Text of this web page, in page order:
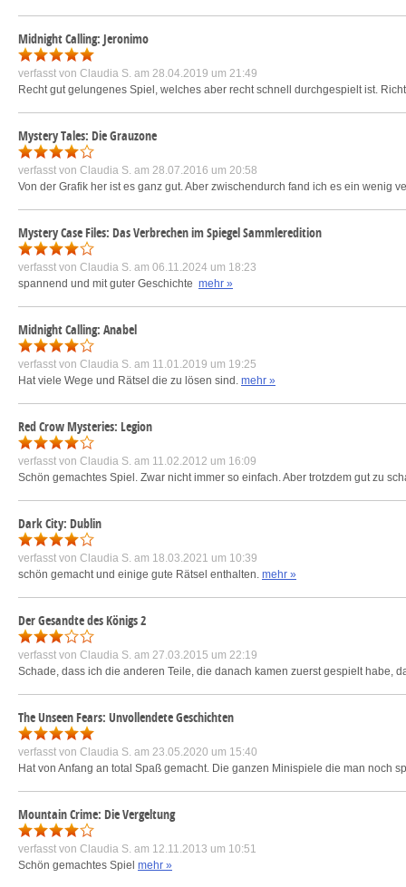
Midnight Calling: Jeronimo
verfasst von Claudia S. am 28.04.2019 um 21:49
Recht gut gelungenes Spiel, welches aber recht schnell durchgespielt ist.
Mystery Tales: Die Grauzone
verfasst von Claudia S. am 28.07.2016 um 20:58
Von der Grafik her ist es ganz gut. Aber zwischendurch fand ich es ein wenig
Mystery Case Files: Das Verbrechen im Spiegel Sammleredition
verfasst von Claudia S. am 06.11.2024 um 18:23
spannend und mit guter Geschichte mehr »
Midnight Calling: Anabel
verfasst von Claudia S. am 11.01.2019 um 19:25
Hat viele Wege und Rätsel die zu lösen sind. mehr »
Red Crow Mysteries: Legion
verfasst von Claudia S. am 11.02.2012 um 16:09
Schön gemachtes Spiel. Zwar nicht immer so einfach. Aber trotzdem gut zu
Dark City: Dublin
verfasst von Claudia S. am 18.03.2021 um 10:39
schön gemacht und einige gute Rätsel enthalten. mehr »
Der Gesandte des Königs 2
verfasst von Claudia S. am 27.03.2015 um 22:19
Schade, dass ich die anderen Teile, die danach kamen zuerst gespielt habe,
The Unseen Fears: Unvollendete Geschichten
verfasst von Claudia S. am 23.05.2020 um 15:40
Hat von Anfang an total Spaß gemacht. Die ganzen Minispiele die man noch
Mountain Crime: Die Vergeltung
verfasst von Claudia S. am 12.11.2013 um 10:51
Schön gemachtes Spiel mehr »